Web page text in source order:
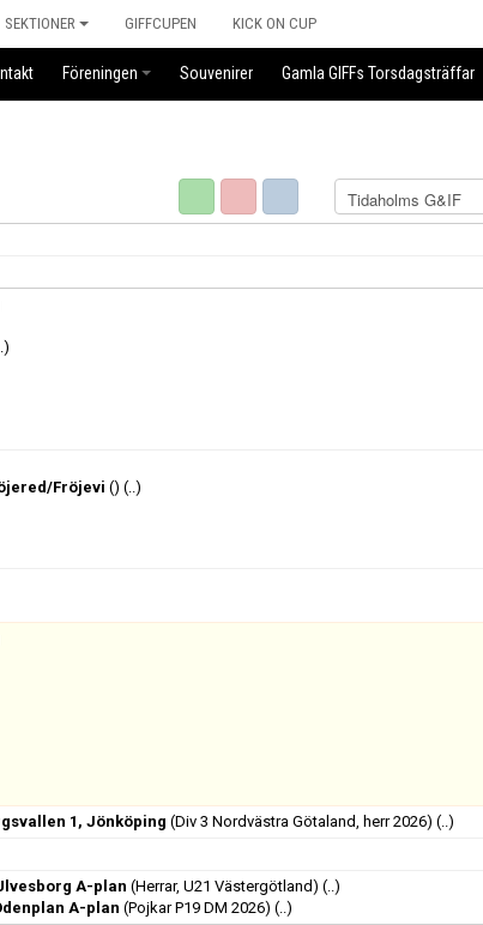
SEKTIONER GIFFCUPEN KICK ON CUP
Föreningen Souvenirer Gamla GIFFs Torsdagsträffar
Fröjevi () (..)
1, Jönköping (Div 3 Nordvästra Götaland, herr 2026) (..)
A-plan (Herrar, U21 Västergötland) (..)
A-plan (Pojkar P19 DM 2026) (..)